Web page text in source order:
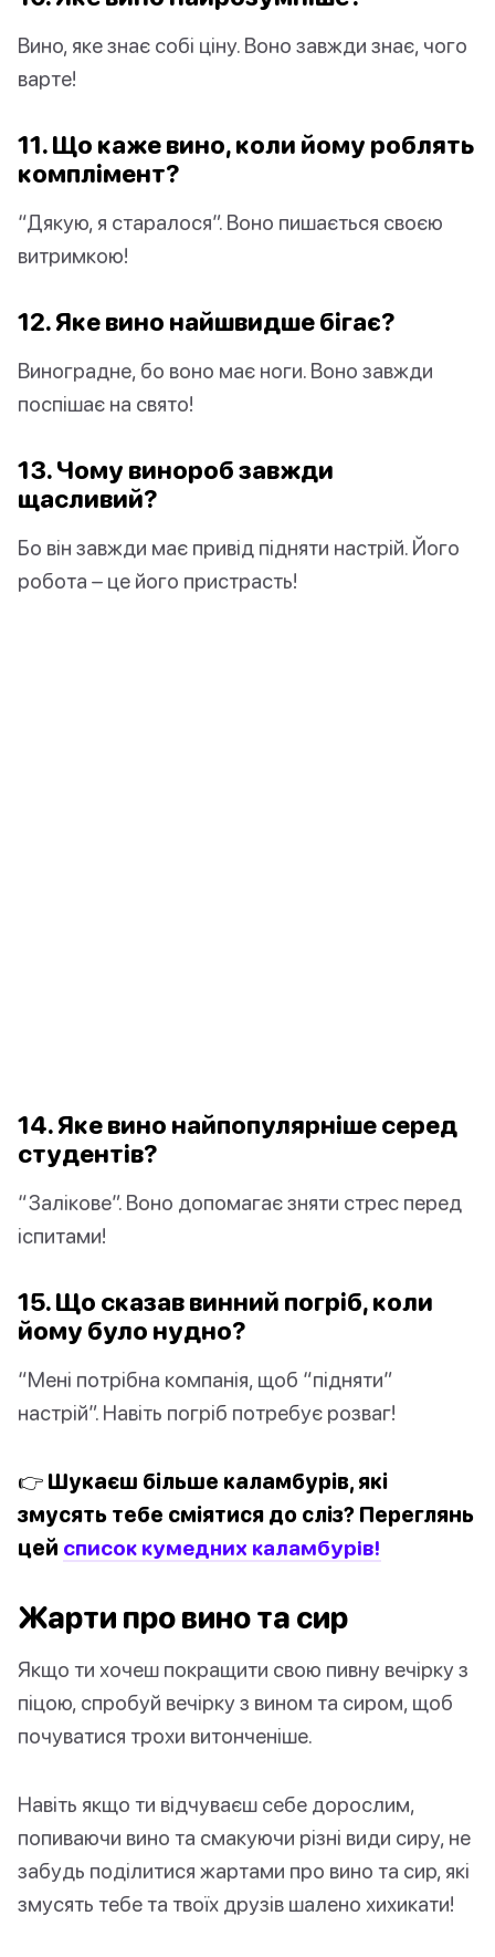
Вино, яке знає собі ціну. Воно завжди знає, чого
варте!
11. Що каже вино, коли йому роблять
комплімент?
“Дякую, я старалося”. Воно пишається своєю
витримкою!
12. Яке вино найшвидше бігає?
Виноградне, бо воно має ноги. Воно завжди
поспішає на свято!
13. Чому винороб завжди
щасливий?
Бо він завжди має привід підняти настрій. Його
робота – це його пристрасть!
14. Яке вино найпопулярніше серед
студентів?
“Залікове”. Воно допомагає зняти стрес перед
іспитами!
15. Що сказав винний погріб, коли
йому було нудно?
“Мені потрібна компанія, щоб “підняти”
настрій”. Навіть погріб потребує розваг!
👉 Шукаєш більше каламбурів, які
змусять тебе сміятися до сліз? Переглянь
цей список кумедних каламбурів!
Жарти про вино та сир
Якщо ти хочеш покращити свою пивну вечірку з
піцою, спробуй вечірку з вином та сиром, щоб
почуватися трохи витонченіше.
Навіть якщо ти відчуваєш себе дорослим,
попиваючи вино та смакуючи різні види сиру, не
забудь поділитися жартами про вино та сир, які
змусять тебе та твоїх друзів шалено хихикати!